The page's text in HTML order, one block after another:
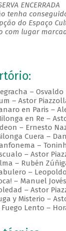
ENCERRADA
tenha
do Espaço
com lugar
– Osvaldo
– Astor
en Paris –
en Re –
– Ernesto
Cuera –
–
– Astor
– Rubén
– Leopoldo
– Manuel Jovés
– Astor
y Misterio –
Lento –